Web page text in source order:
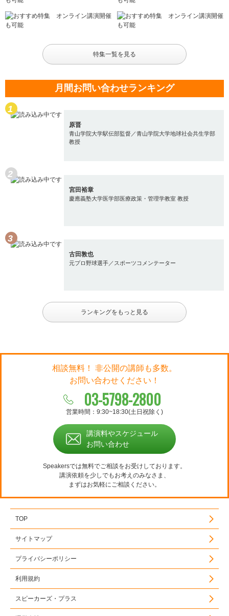
特集一覧を見る
月間お問い合わせランキング
原晋
青山学院大学駅伝部監督／青山学院大学地球社会共生学部
教授
宮田裕章
慶應義塾大学医学部医療政策・管理学教室 教授
古田敦也
元プロ野球選手／スポーツコメンテーター
ランキングをもっと見る
相談無料！ 非公開の講師も多数。
お問い合わせください！
03-5798-2800
営業時間：9:30~18:30(土日祝除く)
講演料やスケジュール
お問い合わせ
Speakersでは無料でご相談をお受けしております。
講演依頼を少しでもお考えのみなさま、
まずはお気軽にご相談ください。
TOP
サイトマップ
プライバシーポリシー
利用規約
スピーカーズ・プラス